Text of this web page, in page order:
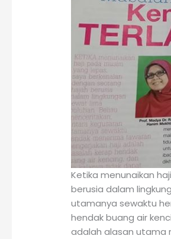
Ketika menunaikan
berusia dalam
utamanya sewaktu
hendak buang air
adalah alasan utama